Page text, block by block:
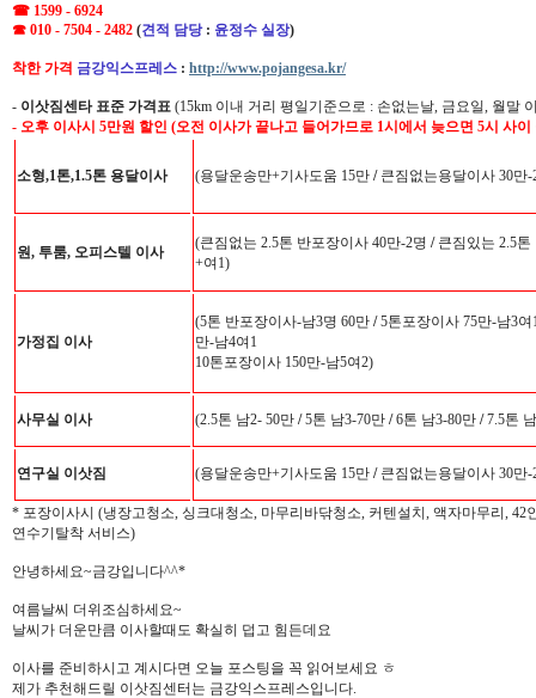
☎ 1599 - 6924
☎ 010 - 7504 - 2482 (견적 담당 : 윤정수 실장)
착한 가격 금강익스프레스 : http://www.pojangesa.kr/
- 이삿짐센타 표준 가격표 (15km 이내 거리 평일기준으로 : 손없는날, 금요일, 월말
- 오후 이사시 5만원 할인 (오전 이사가 끝나고 들어가므로 1시에서 늦으면 5시 사
소형,1톤,1.5톤 용달이사 (용달운송만+기사도움 15만 /큰짐없는용달이사 30만-
원, 투룸, 오피스텔 이사
(큰짐없는 2.5톤 반포장이사 40만-2명 /큰짐있는 2.5톤
+여1)
가정집 이사
(5톤 반포장이사-남3명 60만 /5톤포장이사 75만-남3여
만-남4여1
10톤포장이사 150만-남5여2)
사무실 이사 (2.5톤 남2- 50만 /5톤 남3-70만 /6톤 남3-80만 /7.5톤
연구실 이삿짐 (용달운송만+기사도움 15만 /큰짐없는용달이사 30만
* 포장이사시 (냉장고청소, 싱크대청소, 마무리바닦청소, 커텐설치, 액자마무리,
연수기탈착 서비스)
안녕하세요~금강입니다^^*
여름날씨 더위조심하세요~
날씨가 더운만큼 이사할때도 확실히 덥고 힘든데요
이사를 준비하시고 계시다면 오늘 포스팅을 꼭 읽어보세요 ㅎ
제가 추천해드릴 이삿짐센터는 금강익스프레스입니다.